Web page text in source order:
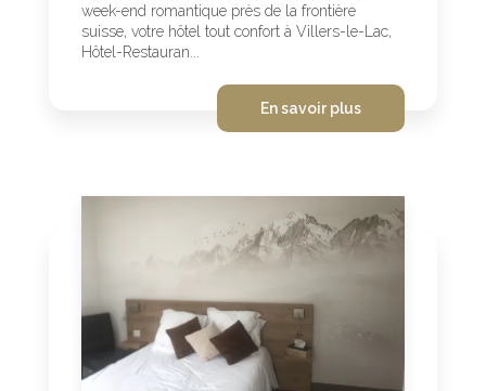
week-end romantique près de la frontière
suisse, votre hôtel tout confort à Villers-le-Lac,
Hôtel-Restauran...
En savoir plus